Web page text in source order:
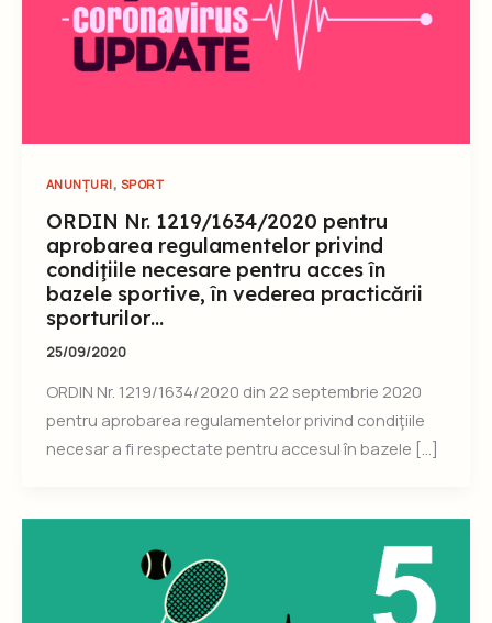
ANUNȚURI, SPORT
ORDIN Nr. 1219/1634/2020 pentru
aprobarea regulamentelor privind
condiţiile necesare pentru acces în
bazele sportive, în vederea practicării
sporturilor…
25/09/2020
ORDIN Nr. 1219/1634/2020 din 22 septembrie 2020
pentru aprobarea regulamentelor privind condiţiile
necesar a fi respectate pentru accesul în bazele […]